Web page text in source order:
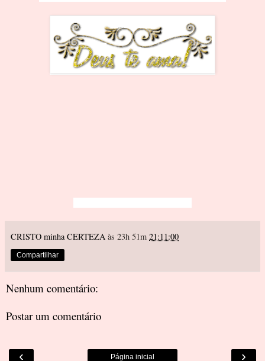
CRISTO minha CERTEZA às 23h 51m 21:11:00
Compartilhar
Nenhum comentário:
Postar um comentário
‹ ›
Página inicial